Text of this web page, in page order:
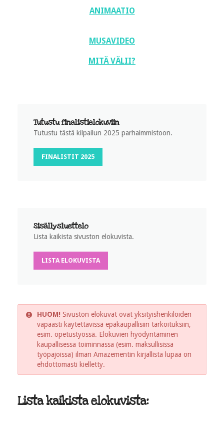
ANIMAATIO
MUSAVIDEO
MITÄ VÄLII?
Tutustu finalistielokuviin
Tutustu tästä kilpailun 2025 parhaimmistoon.
FINALISTIT 2025
Sisällysluettelo
Lista kaikista sivuston elokuvista.
LISTA ELOKUVISTA
HUOM! Sivuston elokuvat ovat yksityishenkilöiden
vapaasti käytettävissä epäkaupallisiin tarkoituksiin,
esim. opetustyössä. Elokuvien hyödyntäminen
kaupallisessa toiminnassa (esim. maksullisissa
työpajoissa) ilman Amazementin kirjallista lupaa on
ehdottomasti kielletty.
Lista kaikista elokuvista: